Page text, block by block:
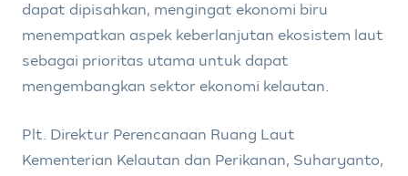
dapat dipisahkan, mengingat ekonomi biru
menempatkan aspek keberlanjutan ekosistem laut
sebagai prioritas utama untuk dapat
mengembangkan sektor ekonomi kelautan.
Plt. Direktur Perencanaan Ruang Laut
Kementerian Kelautan dan Perikanan, Suharyanto,